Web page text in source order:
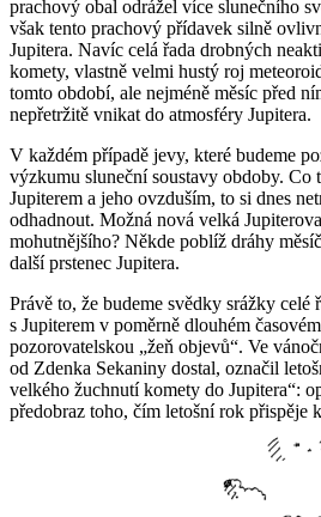
prachový obal odrážel více slunečního
však tento prachový přídavek silně
Jupitera. Navíc celá řada drobných
komety, vlastně velmi hustý roj
tomto období, ale nejméně měsíc před
nepřetržitě vnikat do atmosféry Jupitera.
V každém případě jevy, které budeme
výzkumu sluneční soustavy obdoby. Co
Jupiterem a jeho ovzduším, to si dnes
odhadnout. Možná nová velká
mohutnějšího? Někde poblíž dráhy
další prstenec Jupitera.
Právě to, že budeme svědky srážky celé
s Jupiterem v poměrně dlouhém
pozorovatelskou „žeň objevů“. Ve
od Zdenka Sekaniny dostal, označil
velkého žuchnutí komety do Jupitera“:
předobraz toho, čím letošní rok přispěje